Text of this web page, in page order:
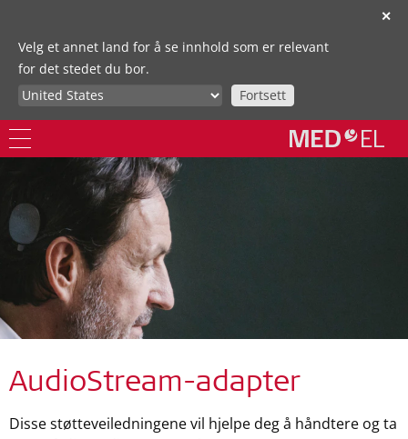
✕
Velg et annet land for å se innhold som er relevant
for det stedet du bor.
Fortsett
AudioStream-adapter
Disse støtteveiledningene vil hjelpe deg å håndtere og ta